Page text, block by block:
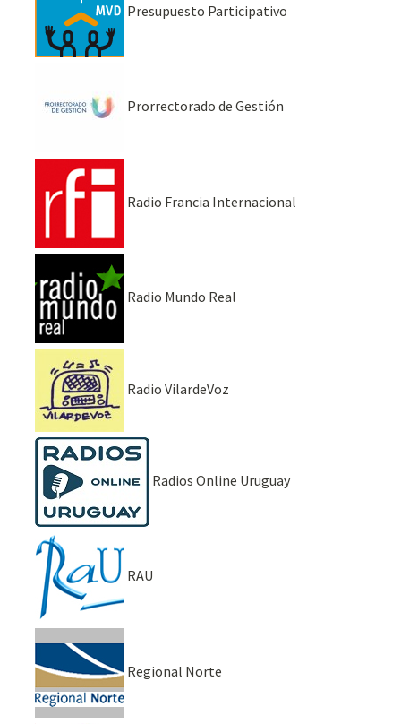
Presupuesto Participativo
Prorrectorado de Gestión
Radio Francia Internacional
Radio Mundo Real
Radio VilardeVoz
Radios Online Uruguay
RAU
Regional Norte